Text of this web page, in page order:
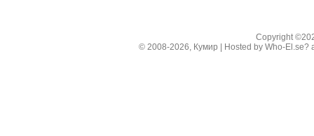
Copyright
© 2008-2026, Кумир | Hosted byWho-El.se?